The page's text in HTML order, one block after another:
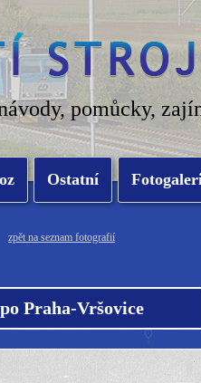
pomůcky,
Ostatní
zpět na seznam fotografií
Praha-Vršovice